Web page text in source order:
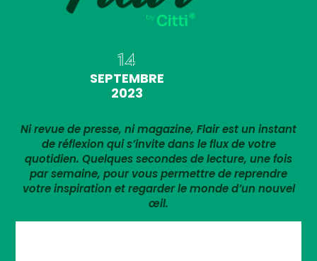
14
SEPTEMBRE
2023
Ni revue de presse, ni magazine, Flair est un instant
de réflexion qui s’invite dans le flux de votre
quotidien. Quelques secondes de lecture, une fois
par semaine, pour vous permettre de reprendre
votre inspiration et regarder le monde d’un nouvel
œil.